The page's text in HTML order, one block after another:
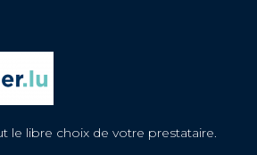
le libre choix de votre prestataire.